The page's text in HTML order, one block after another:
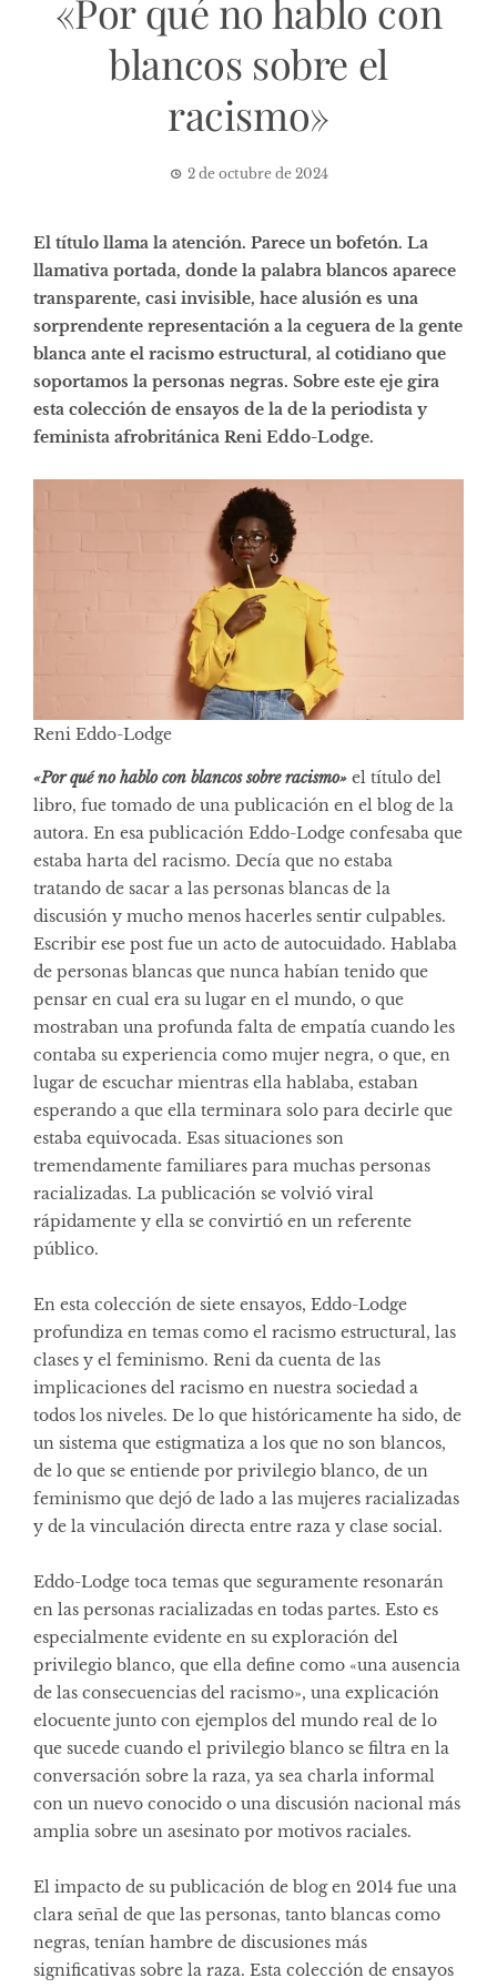
«Por qué no hablo con
blancos sobre el
racismo»
2 de octubre de 2024
El título llama la atención. Parece un bofetón. La
llamativa portada, donde la palabra blancos aparece
transparente, casi invisible, hace alusión es una
sorprendente representación a la ceguera de la gente
blanca ante el racismo estructural, al cotidiano que
soportamos la personas negras. Sobre este eje gira
esta colección de ensayos de la de la periodista y
feminista afrobritánica Reni Eddo-Lodge.
Reni Eddo-Lodge
«Por qué no hablo con blancos sobre racismo» el título del
libro, fue tomado de una publicación en el blog de la
autora. En esa publicación Eddo-Lodge confesaba que
estaba harta del racismo. Decía que no estaba
tratando de sacar a las personas blancas de la
discusión y mucho menos hacerles sentir culpables.
Escribir ese post fue un acto de autocuidado. Hablaba
de personas blancas que nunca habían tenido que
pensar en cual era su lugar en el mundo, o que
mostraban una profunda falta de empatía cuando les
contaba su experiencia como mujer negra, o que, en
lugar de escuchar mientras ella hablaba, estaban
esperando a que ella terminara solo para decirle que
estaba equivocada. Esas situaciones son
tremendamente familiares para muchas personas
racializadas. La publicación se volvió viral
rápidamente y ella se convirtió en un referente
público.
En esta colección de siete ensayos, Eddo-Lodge
profundiza en temas como el racismo estructural, las
clases y el feminismo. Reni da cuenta de las
implicaciones del racismo en nuestra sociedad a
todos los niveles. De lo que históricamente ha sido, de
un sistema que estigmatiza a los que no son blancos,
de lo que se entiende por privilegio blanco, de un
feminismo que dejó de lado a las mujeres racializadas
y de la vinculación directa entre raza y clase social.
Eddo-Lodge toca temas que seguramente resonarán
en las personas racializadas en todas partes. Esto es
especialmente evidente en su exploración del
privilegio blanco, que ella define como «una ausencia
de las consecuencias del racismo», una explicación
elocuente junto con ejemplos del mundo real de lo
que sucede cuando el privilegio blanco se filtra en la
conversación sobre la raza, ya sea charla informal
con un nuevo conocido o una discusión nacional más
amplia sobre un asesinato por motivos raciales.
El impacto de su publicación de blog en 2014 fue una
clara señal de que las personas, tanto blancas como
negras, tenían hambre de discusiones más
significativas sobre la raza. Esta colección de ensayos